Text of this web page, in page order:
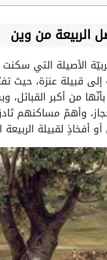
الربيعة من وين
الأصيلة التي
إلى قبيلة عنزة،
من أكبر القبائل،
وأهمّ مساكنهم
أفخاذٍ لقبيلة الربيعة